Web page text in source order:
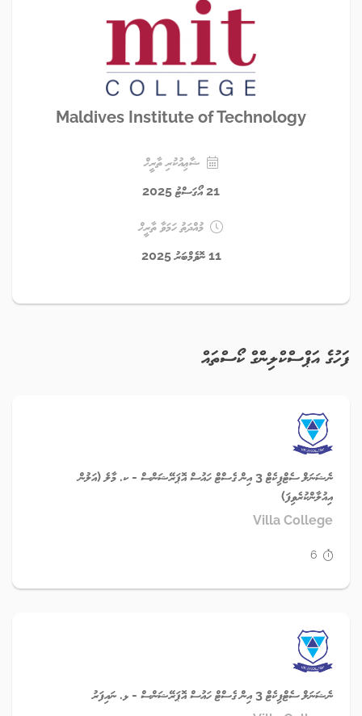
Maldives Institute of Technology
ޝާޢިއުކުރި ތާރީޚް
21 އޯގަސްޓު 2025
މުއްދަތު ހަމަވާ ތާރީޚް
11 ނޮވެމްބަރު 2025
ފަހުގެ އަޕްސްކްލިންގް ކޯސްތައް
ނެޝަނަލް ސެޓްފިކެޓް 3 އިން ގެސްޓް ހައުސް އޮޕަރޭޝަންސް - ކ. މާލެ (އަލުން
އިއުލާންކުރެވިފަ)
Villa College
6
ނެޝަނަލް ސެޓްފިކެޓް 3 އިން ގެސްޓް ހައުސް އޮޕަރޭޝަންސް - ޅ. ނައިފަރު